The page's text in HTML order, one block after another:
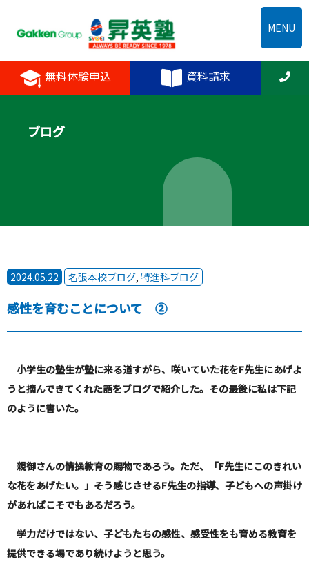
無料体験申込 資料請求
MENU
ブログ
2024.05.22 名張本校ブログ, 特進科ブログ
感性を育むことについて ②
小学生の塾生が塾に来る道すがら、咲いていた花をF先生にあげよ
うと摘んできてくれた話をブログで紹介した。その最後に私は下記
のように書いた。
親御さんの情操教育の賜物であろう。ただ、「F先生にこのきれい
な花をあげたい。」そう感じさせるF先生の指導、子どもへの声掛け
があればこそでもあるだろう。
学力だけではない、子どもたちの感性、感受性をも育める教育を
提供できる場であり続けようと思う。